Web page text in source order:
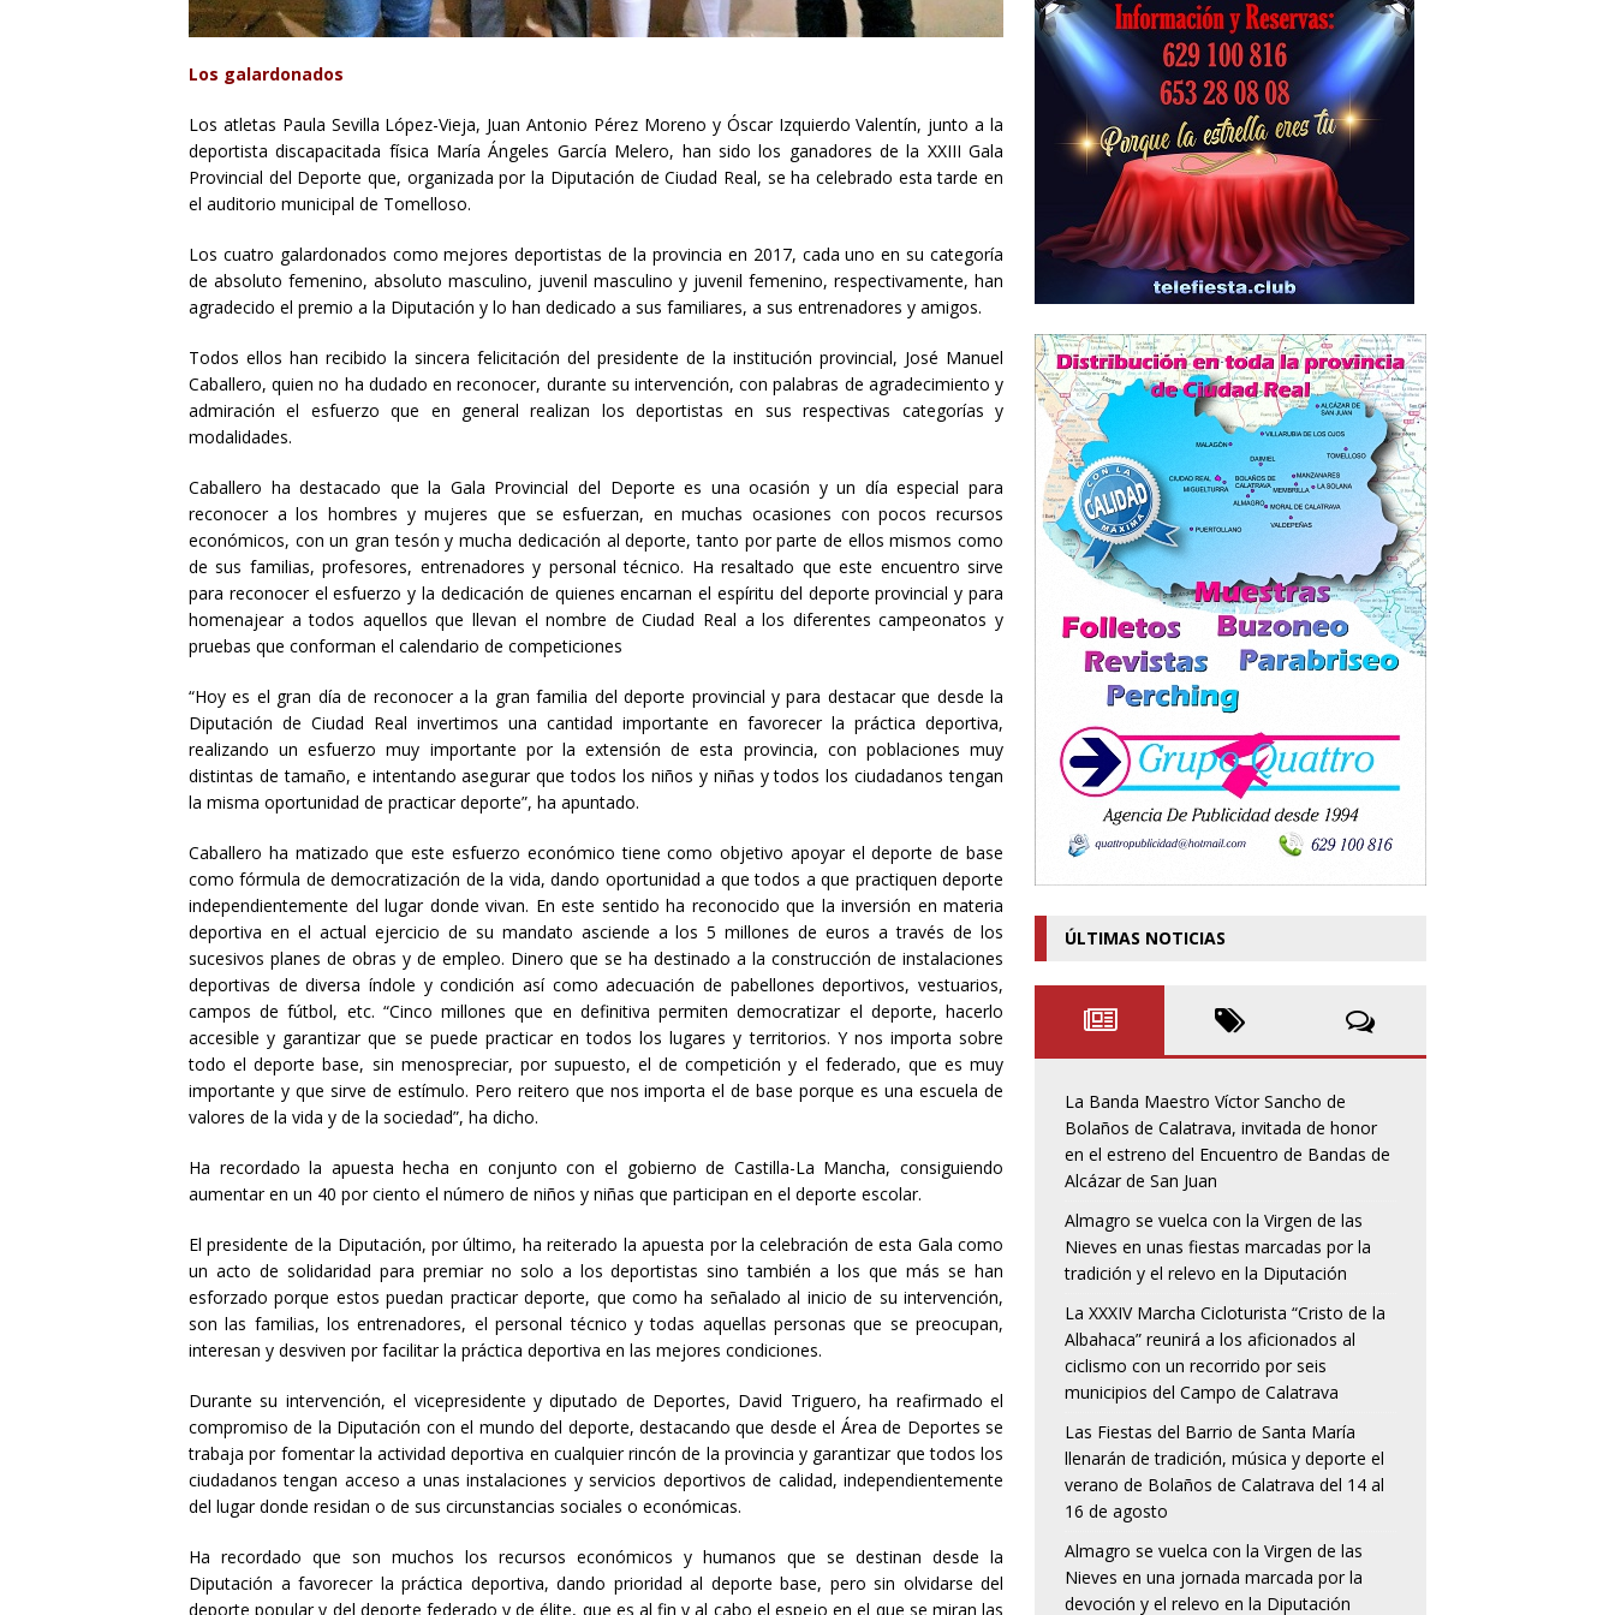
Los galardonados
Los atletas Paula Sevilla López-Vieja, Juan Antonio Pérez Moreno y Óscar Izquierdo Valentín, junto a la
deportista discapacitada física María Ángeles García Melero, han sido los ganadores de la XXIII Gala
Provincial del Deporte que, organizada por la Diputación de Ciudad Real, se ha celebrado esta tarde en
el auditorio municipal de Tomelloso.
Los cuatro galardonados como mejores deportistas de la provincia en 2017, cada uno en su categoría
de absoluto femenino, absoluto masculino, juvenil masculino y juvenil femenino, respectivamente, han
agradecido el premio a la Diputación y lo han dedicado a sus familiares, a sus entrenadores y amigos.
Todos ellos han recibido la sincera felicitación del presidente de la institución provincial, José Manuel
Caballero, quien no ha dudado en reconocer, durante su intervención, con palabras de agradecimiento y
admiración el esfuerzo que en general realizan los deportistas en sus respectivas categorías y
modalidades.
Caballero ha destacado que la Gala Provincial del Deporte es una ocasión y un día especial para
reconocer a los hombres y mujeres que se esfuerzan, en muchas ocasiones con pocos recursos
económicos, con un gran tesón y mucha dedicación al deporte, tanto por parte de ellos mismos como
de sus familias, profesores, entrenadores y personal técnico. Ha resaltado que este encuentro sirve
para reconocer el esfuerzo y la dedicación de quienes encarnan el espíritu del deporte provincial y para
homenajear a todos aquellos que llevan el nombre de Ciudad Real a los diferentes campeonatos y
pruebas que conforman el calendario de competiciones
“Hoy es el gran día de reconocer a la gran familia del deporte provincial y para destacar que desde la
Diputación de Ciudad Real invertimos una cantidad importante en favorecer la práctica deportiva,
realizando un esfuerzo muy importante por la extensión de esta provincia, con poblaciones muy
distintas de tamaño, e intentando asegurar que todos los niños y niñas y todos los ciudadanos tengan
la misma oportunidad de practicar deporte”, ha apuntado.
Caballero ha matizado que este esfuerzo económico tiene como objetivo apoyar el deporte de base
como fórmula de democratización de la vida, dando oportunidad a que todos a que practiquen deporte
independientemente del lugar donde vivan. En este sentido ha reconocido que la inversión en materia
deportiva en el actual ejercicio de su mandato asciende a los 5 millones de euros a través de los
sucesivos planes de obras y de empleo. Dinero que se ha destinado a la construcción de instalaciones
deportivas de diversa índole y condición así como adecuación de pabellones deportivos, vestuarios,
campos de fútbol, etc. “Cinco millones que en definitiva permiten democratizar el deporte, hacerlo
accesible y garantizar que se puede practicar en todos los lugares y territorios. Y nos importa sobre
todo el deporte base, sin menospreciar, por supuesto, el de competición y el federado, que es muy
importante y que sirve de estímulo. Pero reitero que nos importa el de base porque es una escuela de
valores de la vida y de la sociedad”, ha dicho.
Ha recordado la apuesta hecha en conjunto con el gobierno de Castilla-La Mancha, consiguiendo
aumentar en un 40 por ciento el número de niños y niñas que participan en el deporte escolar.
El presidente de la Diputación, por último, ha reiterado la apuesta por la celebración de esta Gala como
un acto de solidaridad para premiar no solo a los deportistas sino también a los que más se han
esforzado porque estos puedan practicar deporte, que como ha señalado al inicio de su intervención,
son las familias, los entrenadores, el personal técnico y todas aquellas personas que se preocupan,
interesan y desviven por facilitar la práctica deportiva en las mejores condiciones.
Durante su intervención, el vicepresidente y diputado de Deportes, David Triguero, ha reafirmado el
compromiso de la Diputación con el mundo del deporte, destacando que desde el Área de Deportes se
trabaja por fomentar la actividad deportiva en cualquier rincón de la provincia y garantizar que todos los
ciudadanos tengan acceso a unas instalaciones y servicios deportivos de calidad, independientemente
del lugar donde residan o de sus circunstancias sociales o económicas.
Ha recordado que son muchos los recursos económicos y humanos que se destinan desde la
Diputación a favorecer la práctica deportiva, dando prioridad al deporte base, pero sin olvidarse del
deporte popular y del deporte federado y de élite, que es al fin y al cabo el espejo en el que se miran las
ÚLTIMAS NOTICIAS
La Banda Maestro Víctor Sancho de
Bolaños de Calatrava, invitada de honor
en el estreno del Encuentro de Bandas de
Alcázar de San Juan
Almagro se vuelca con la Virgen de las
Nieves en unas fiestas marcadas por la
tradición y el relevo en la Diputación
La XXXIV Marcha Cicloturista “Cristo de la
Albahaca” reunirá a los aficionados al
ciclismo con un recorrido por seis
municipios del Campo de Calatrava
Las Fiestas del Barrio de Santa María
llenarán de tradición, música y deporte el
verano de Bolaños de Calatrava del 14 al
16 de agosto
Almagro se vuelca con la Virgen de las
Nieves en una jornada marcada por la
devoción y el relevo en la Diputación